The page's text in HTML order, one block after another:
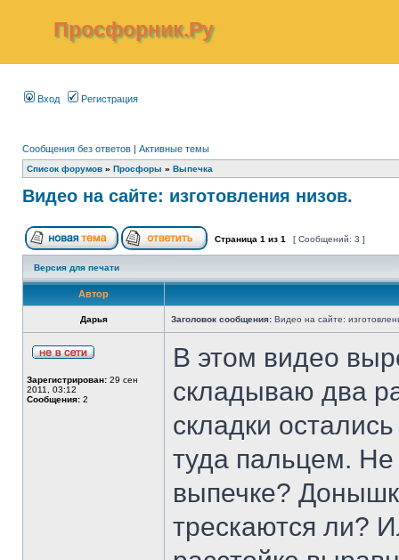
Просфорник.Ру
Вход Регистрация
Сообщения без ответов | Активные темы
Список форумов » Просфоры » Выпечка
Видео на сайте: изготовления низов.
Страница 1 из 1 [ Сообщений: 3 ]
Версия для печати
Автор
Дарья Заголовок сообщения: Видео на сайте:
Зарегистрирован: 29 сен
2011, 03:12
Сообщения: 2
В этом видео
складываю два
складки
туда пальцем.
выпечке?
трескаются ли?